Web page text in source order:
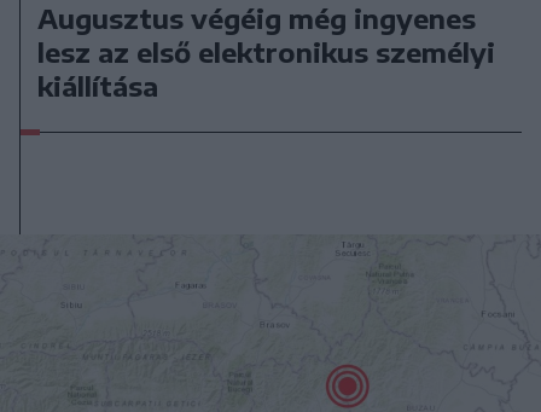
Augusztus végéig még ingyenes
lesz az első elektronikus személyi
kiállítása